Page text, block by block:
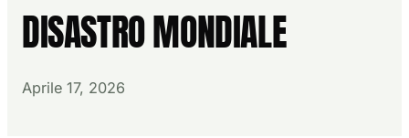
DISASTRO MONDIALE
Aprile 17, 2026